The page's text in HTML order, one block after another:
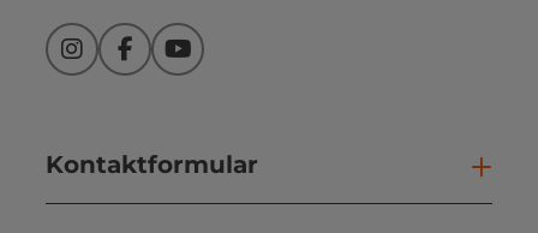
InstagramFacebookYouTube
Kontaktformular